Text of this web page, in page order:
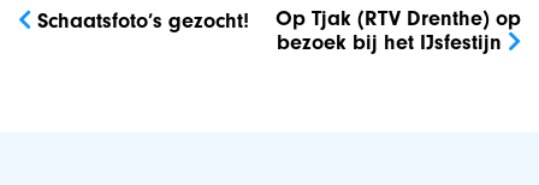
navigatie
Schaatsfoto’s gezocht!
Op Tjak (RTV Drenthe) op
bezoek bij het IJsfestijn